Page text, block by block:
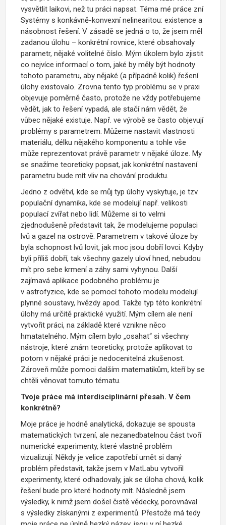
vysvětlit laikovi, než tu práci napsat. Téma mé práce zní
Systémy s konkávně-konvexní nelinearitou: existence a
násobnost řešení. V zásadě se jedná o to, že jsem měl
zadanou úlohu – konkrétní rovnice, které obsahovaly
parametr, nějaké volitelné číslo. Mým úkolem bylo zjistit
co nejvíce informací o tom, jaké by měly být hodnoty
tohoto parametru, aby nějaké (a případně kolik) řešení
úlohy existovalo. Zrovna tento typ problému se v praxi
objevuje poměrně často, protože ne vždy potřebujeme
vědět, jak to řešení vypadá, ale stačí nám vědět, že
vůbec nějaké existuje. Např. ve výrobě se často objevují
problémy s parametrem. Můžeme nastavit vlastnosti
materiálu, délku nějakého komponentu a tohle vše
může reprezentovat právě parametr v nějaké úloze. My
se snažíme teoreticky popsat, jak konkrétní nastavení
parametru bude mít vliv na chování produktu.
Jedno z odvětví, kde se můj typ úlohy vyskytuje, je tzv.
populační dynamika, kde se modelují např. velikosti
populací zvířat nebo lidí. Můžeme si to velmi
zjednodušeně představit tak, že modelujeme populaci
lvů a gazel na ostrově. Parametrem v takové úloze by
byla schopnost lvů lovit, jak moc jsou dobří lovci. Kdyby
byli příliš dobří, tak všechny gazely uloví hned, nebudou
mít pro sebe krmení a záhy sami vyhynou. Další
zajímavá aplikace podobného problému je
v astrofyzice, kde se pomocí tohoto modelu modelují
plynné soustavy, hvězdy apod. Takže typ této konkrétní
úlohy má určitě praktické využití. Mým cílem ale není
vytvořit práci, na základě které vznikne něco
hmatatelného. Mým cílem bylo „osahat“ si všechny
nástroje, které znám teoreticky, protože aplikovat to
potom v nějaké práci je nedocenitelná zkušenost.
Zároveň může pomoci dalším matematikům, kteří by se
chtěli věnovat tomuto tématu.
Tvoje práce má interdisciplinární přesah. V čem
konkrétně?
Moje práce je hodně analytická, dokazuje se spousta
matematických tvrzení, ale nezanedbatelnou část tvoří
numerické experimenty, které vlastně problém
vizualizují. Někdy je velice zapotřebí umět si daný
problém představit, takže jsem v MatLabu vytvořil
experimenty, které odhadovaly, jak se úloha chová, kolik
řešení bude pro které hodnoty mít. Následně jsem
výsledky, k nimž jsem došel čistě vědecky, porovnával
s výsledky získanými z experimentů. Přestože má tedy